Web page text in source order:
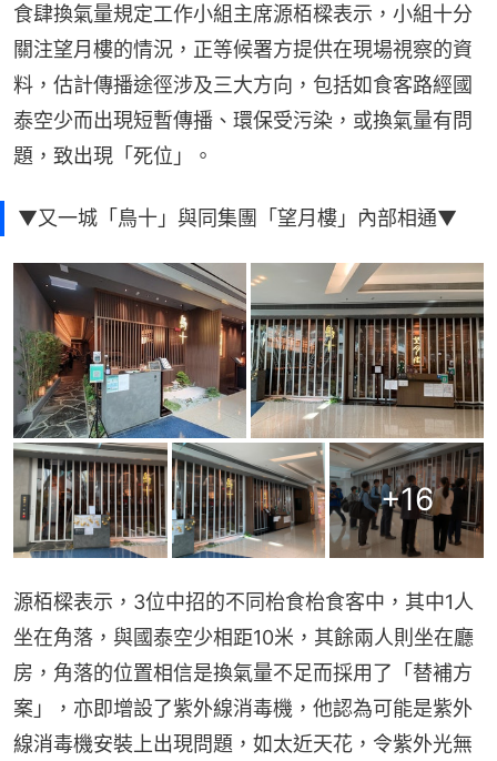
食肆換氣量規定工作小組主席源栢樑表示，小組十分
關注望月樓的情況，正等候署方提供在現場視察的資
料，估計傳播途徑涉及三大方向，包括如食客路經國
泰空少而出現短暫傳播、環保受污染，或換氣量有問
題，致出現「死位」。
▼又一城「鳥十」與同集團「望月樓」內部相通▼
+16
源栢樑表示，3位中招的不同枱食枱食客中，其中1人
坐在角落，與國泰空少相距10米，其餘兩人則坐在廳
房，角落的位置相信是換氣量不足而採用了「替補方
案」，亦即增設了紫外線消毒機，他認為可能是紫外
線消毒機安裝上出現問題，如太近天花，令紫外光無